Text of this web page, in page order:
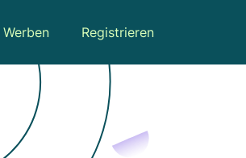
Werben Registrieren